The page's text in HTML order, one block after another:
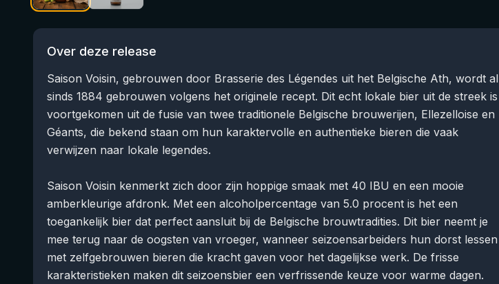
Brouwerijen
Over deze release
Saison Voisin, gebrouwen door Brasserie des Légendes uit het Belgische Ath, wordt al
sinds 1884 gebrouwen volgens het originele recept. Dit echt lokale bier uit de streek is
voortgekomen uit de fusie van twee traditionele Belgische brouwerijen, Ellezelloise en
Géants, die bekend staan om hun karaktervolle en authentieke bieren die vaak
verwijzen naar lokale legendes.
Saison Voisin kenmerkt zich door zijn hoppige smaak met 40 IBU en een mooie
amberkleurige afdronk. Met een alcoholpercentage van 5.0 procent is het een
toegankelijk bier dat perfect aansluit bij de Belgische brouwtradities. Dit bier neemt je
mee terug naar de oogsten van vroeger, wanneer seizoensarbeiders hun dorst lessen
met zelfgebrouwen bieren die kracht gaven voor het dagelijkse werk. De frisse
karakteristieken maken dit seizoensbier een verfrissende keuze voor warme dagen.